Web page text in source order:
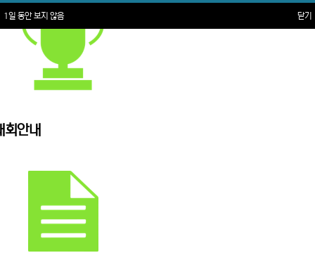
회안내
1일 동안 보지 않음 닫기